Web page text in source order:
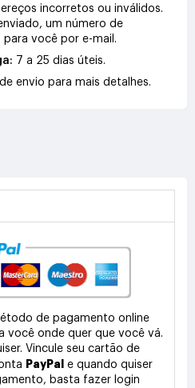
incorretos ou inválidos.
um número de
você por e-mail.
7 a 25 dias úteis.
envio para mais detalhes.
de pagamento online
você onde quer que você vá.
Vincule seu cartão de
PayPal
e quando quiser
basta fazer login